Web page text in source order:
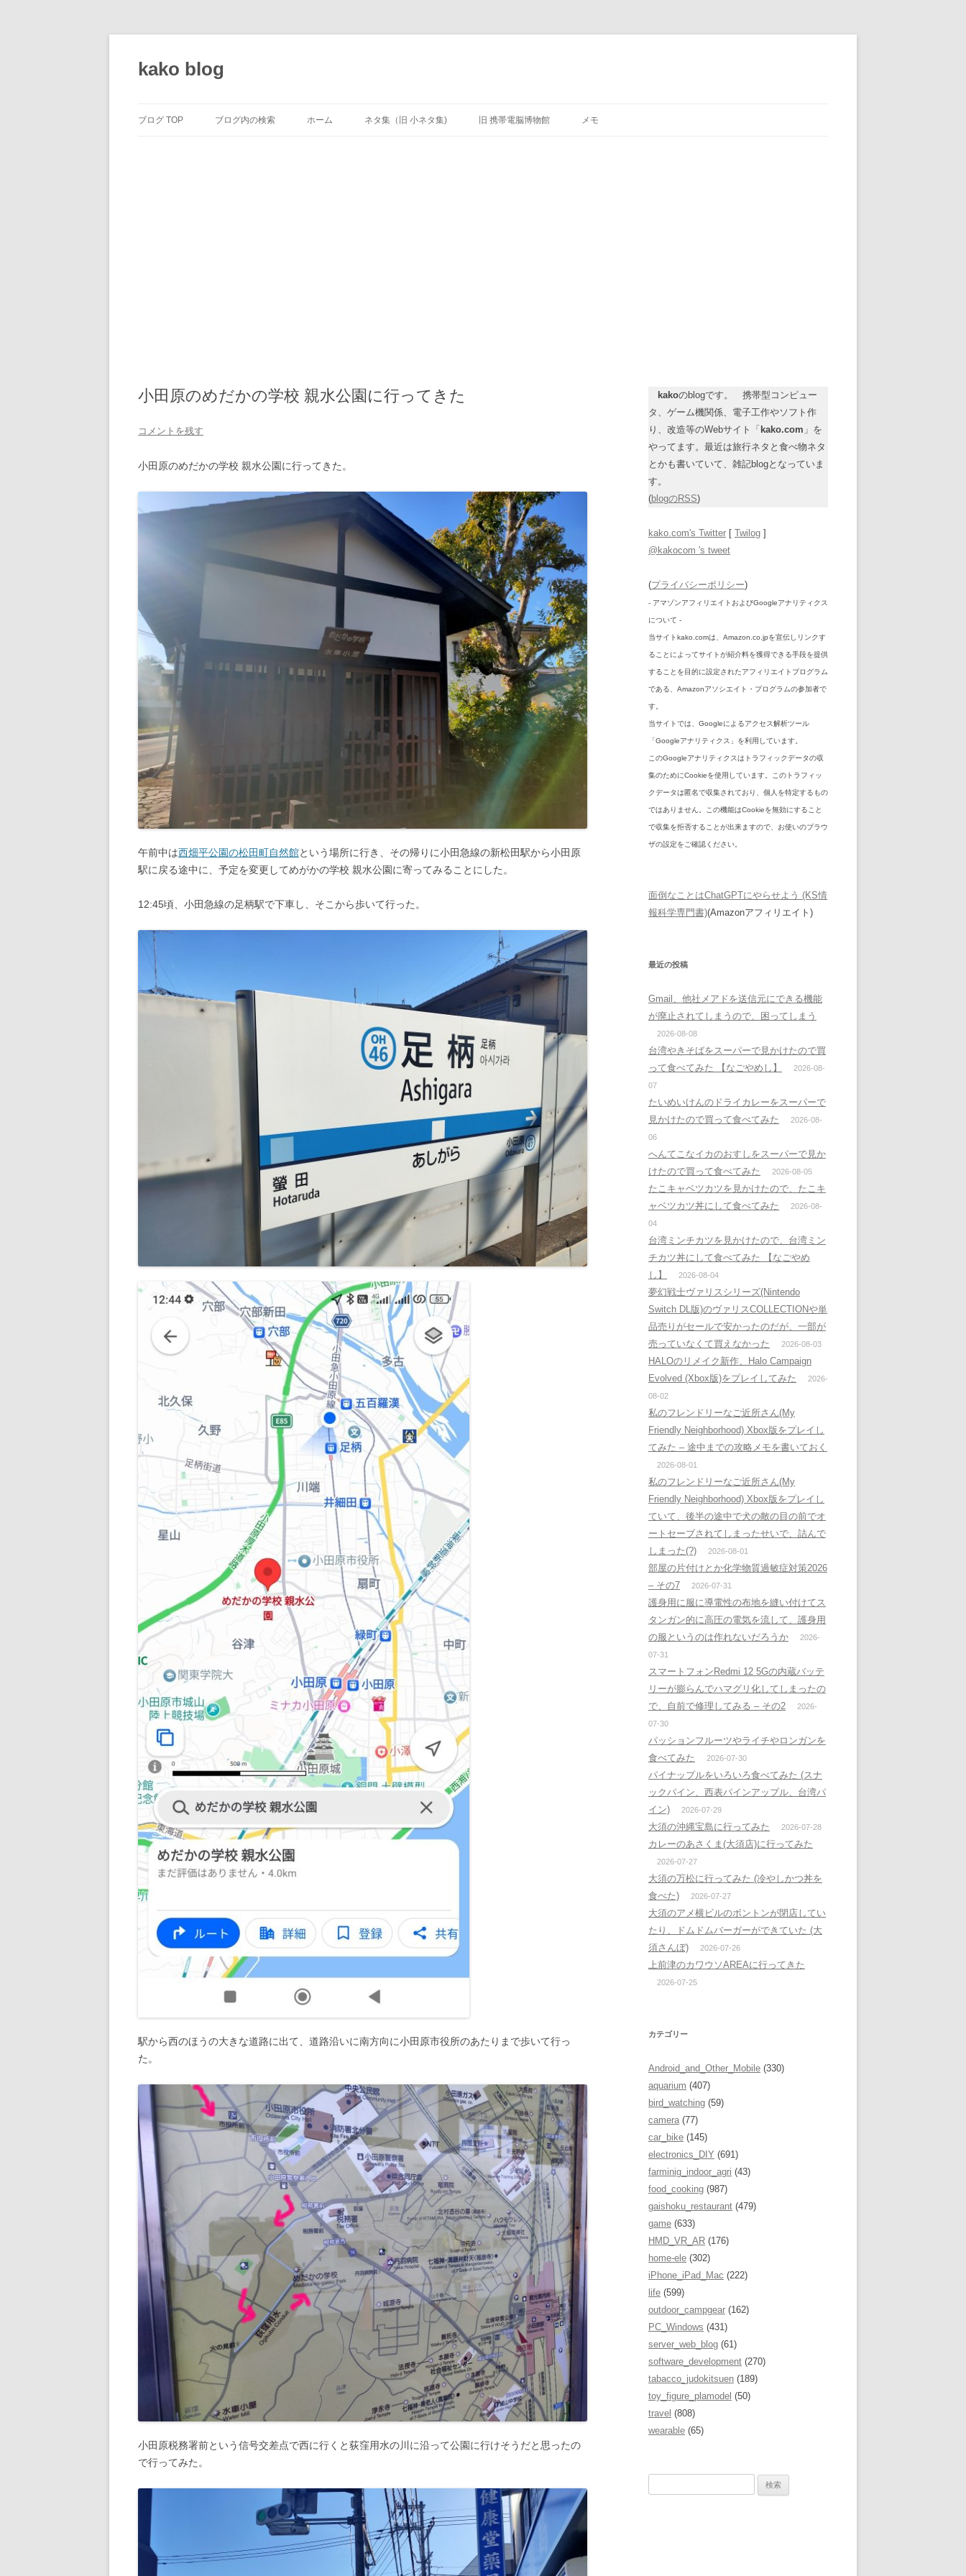
テ
ン
ッ
kako blog
ブログ TOP ブログ内の検索 ホーム ネタ集（旧 小ネタ集) 旧 携帯電脳博物館 メモ
小田原のめだかの学校 親水公園に行ってきた
コメントを残す
小田原のめだかの学校 親水公園に行ってきた。
午前中は西畑平公園の松田町自然館という場所に行き、その帰りに小田急線の新松田駅から小田原
駅に戻る途中に、予定を変更してめがかの学校 親水公園に寄ってみることにした。
12:45頃、小田急線の足柄駅で下車し、そこから歩いて行った。
駅から西のほうの大きな道路に出て、道路沿いに南方向に小田原市役所のあたりまで歩いて行っ
た。
小田原税務署前という信号交差点で西に行くと荻窪用水の川に沿って公園に行けそうだと思ったの
で行ってみた。
kakoのblogです。 携帯型コンピュー
タ、ゲーム機関係、電子工作やソフト作
り、改造等のWebサイト「 kako.com 」を
やってます。最近は旅行ネタと食べ物ネタ
とかも書いていて、雑記blogとなっていま
す。
(blogのRSS)
kako.com's Twitter [ Twilog ]
@kakocom 's tweet
(プライバシーポリシー)
- アマゾンアフィリエイトおよびGoogleアナリティクス
について -
当サイトkako.comは、Amazon.co.jpを宣伝しリンクす
ることによってサイトが紹介料を獲得できる手段を提供
することを目的に設定されたアフィリエイトプログラム
である、Amazonアソシエイト・プログラムの参加者で
す。
当サイトでは、Googleによるアクセス解析ツール
「Googleアナリティクス」を利用しています。
このGoogleアナリティクスはトラフィックデータの収
集のためにCookieを使用しています。このトラフィッ
クデータは匿名で収集されており、個人を特定するもの
ではありません。この機能はCookieを無効にすること
で収集を拒否することが出来ますので、お使いのブラウ
ザの設定をご確認ください。
面倒なことはChatGPTにやらせよう (KS情
報科学専門書)(Amazonアフィリエイト)
最近の投稿
Gmail、他社メアドを送信元にできる機能
が廃止されてしまうので、困ってしまう
2026-08-08
台湾やきそばをスーパーで見かけたので買
って食べてみた 【なごやめし】
2026-08-
07
たいめいけんのドライカレーをスーパーで
見かけたので買って食べてみた
2026-08-
06
へんてこなイカのおすしをスーパーで見か
けたので買って食べてみた
2026-08-05
たこキャベツカツを見かけたので、たこキ
ャベツカツ丼にして食べてみた
2026-08-
04
台湾ミンチカツを見かけたので、台湾ミン
チカツ丼にして食べてみた 【なごやめ
し】
2026-08-04
夢幻戦士ヴァリスシリーズ(Nintendo
Switch DL版)のヴァリスCOLLECTIONや単
品売りがセールで安かったのだが、一部が
売っていなくて買えなかった
2026-08-03
HALOのリメイク新作、Halo Campaign
Evolved (Xbox版)をプレイしてみた
2026-
08-02
私のフレンドリーなご近所さん(My
Friendly Neighborhood) Xbox版をプレイし
てみた – 途中までの攻略メモを書いておく
2026-08-01
私のフレンドリーなご近所さん(My
Friendly Neighborhood) Xbox版をプレイし
ていて、後半の途中で犬の敵の目の前でオ
ートセーブされてしまったせいで、詰んで
しまった(?)
2026-08-01
部屋の片付けとか化学物質過敏症対策2026
– その7
2026-07-31
護身用に服に導電性の布地を縫い付けてス
タンガン的に高圧の電気を流して、護身用
の服というのは作れないだろうか
2026-
07-31
スマートフォンRedmi 12 5Gの内蔵バッテ
リーが膨らんでハマグリ化してしまったの
で、自前で修理してみる – その2
2026-
07-30
パッションフルーツやライチやロンガンを
食べてみた
2026-07-30
パイナップルをいろいろ食べてみた (スナ
ックパイン、西表パインアップル、台湾パ
イン)
2026-07-29
大須の沖縄宝島に行ってみた 2026-07-28
カレーのあさくま(大須店)に行ってみた
2026-07-27
大須の万松に行ってみた (冷やしかつ丼を
食べた)
2026-07-27
大須のアメ横ビルのボントンが閉店してい
たり、ドムドムバーガーができていた (大
須さんぼ)
2026-07-26
上前津のカワウソAREAに行ってきた
2026-07-25
カテゴリー
Android_and_Other_Mobile (330)
aquarium (407)
bird_watching (59)
camera (77)
car_bike (145)
electronics_DIY (691)
farminig_indoor_agri (43)
food_cooking (987)
gaishoku_restaurant (479)
game (633)
HMD_VR_AR (176)
home-ele (302)
iPhone_iPad_Mac (222)
life (599)
outdoor_campgear (162)
PC_Windows (431)
server_web_blog (61)
software_development (270)
tabacco_judokitsuen (189)
toy_figure_plamodel (50)
travel (808)
wearable (65)